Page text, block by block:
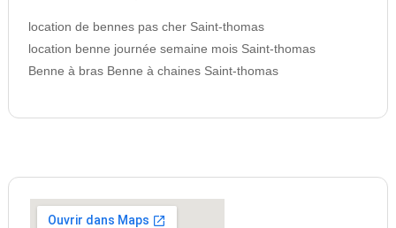
location de bennes pas cher Saint-thomas
location benne journée semaine mois Saint-thomas
Benne à bras Benne à chaines Saint-thomas